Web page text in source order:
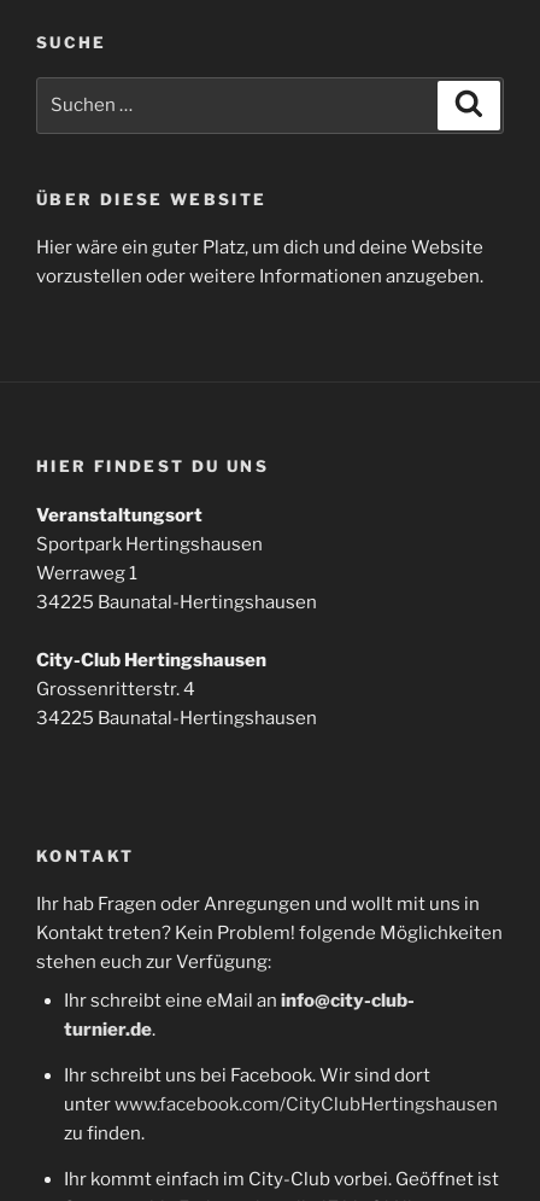
SUCHE
ÜBER DIESE WEBSITE
Hier wäre ein guter Platz, um dich und deine Website
vorzustellen oder weitere Informationen anzugeben.
HIER FINDEST DU UNS
Veranstaltungsort
Sportpark Hertingshausen
Werraweg 1
34225 Baunatal-Hertingshausen
City-Club Hertingshausen
Grossenritterstr. 4
34225 Baunatal-Hertingshausen
KONTAKT
Ihr hab Fragen oder Anregungen und wollt mit uns in
Kontakt treten? Kein Problem! folgende Möglichkeiten
stehen euch zur Verfügung:
Ihr schreibt eine eMail an info@city-club-
turnier.de.
Ihr schreibt uns bei Facebook. Wir sind dort
unterwww.facebook.com/CityClubHertingshausen
zu finden.
Ihr kommt einfach im City-Club vorbei. Geöffnet ist